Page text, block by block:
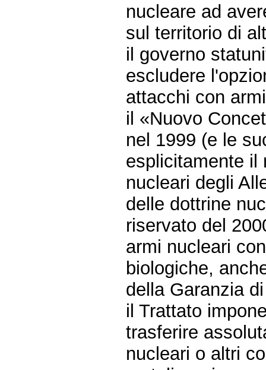
nucleare ad
sul territorio di
il governo
escludere
attacchi con
il «Nuovo
nel 1999 (e le
esplicitamente il
nucleari degli
delle dottrine
riservato del
armi nucleari
biologiche,
della Garanzia
il Trattato
trasferire
nucleari o altri